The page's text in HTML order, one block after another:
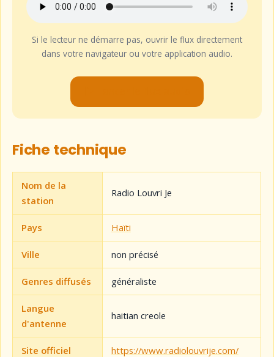
Si le lecteur ne démarre pas, ouvrir le flux directement
dans votre navigateur ou votre application audio.
Fiche technique
Nom de la
station
Radio Louvri Je
Pays Haïti
Ville non précisé
Genres diffusés généraliste
Langue
d'antenne
haitian creole
Site officiel https://www.radiolouvrije.com/